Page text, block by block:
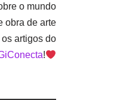
o mundo
obra de arte
artigos do
!